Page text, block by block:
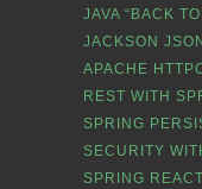
JAVA “BACK
JACKSON
APACHE
REST WITH
SPRING
SECURITY
SPRING